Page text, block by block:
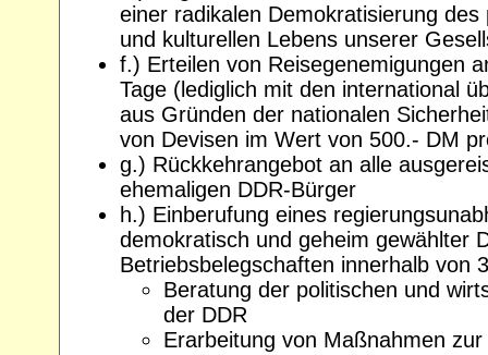
einer radikalen Demokratisierung
und kulturellen Lebens unserer
f.) Erteilen von Reisegenemigungen
Tage (lediglich mit den international
aus Gründen der nationalen
von Devisen im Wert von 500.- DM
g.) Rückkehrangebot an alle
ehemaligen DDR-Bürger
h.) Einberufung eines
demokratisch und geheim gewählter
Betriebsbelegschaften innerhalb von
Beratung der politischen und
der DDR
Erarbeitung von Maßnahmen